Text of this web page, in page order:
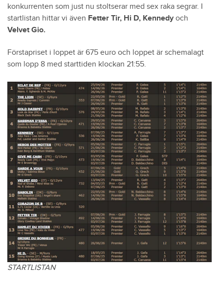
konkurrenten som just nu stoltserar med sex raka segrar. I
startlistan hittar vi även Fetter Tir, Hi D, Kennedy och
Velvet Gio.
Förstapriset i loppet är 675 euro och loppet är schemalagt
som lopp 8 med starttiden klockan 21:55.
STARTLISTAN